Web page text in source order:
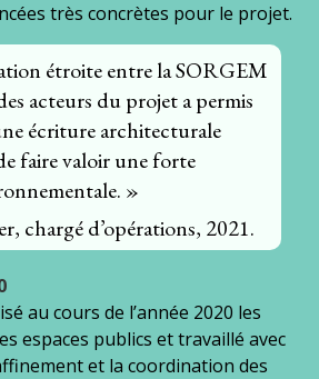
très concrètes pour le projet.
étroite entre la SORGEM
acteurs du projet a permis
écriture architecturale
faire valoir une forte
»
chargé d’opérations, 2021.
au cours de l’année 2020 les
espaces publics et travaillé avec
et la coordination des